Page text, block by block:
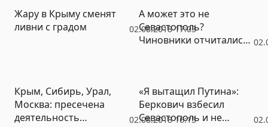
02.08.2018 17:03
Жару в Крыму сменят
ливни с градом
А может это не
Севастополь?
Чиновники отчитались
02.08.2018 16:15
Крым, Сибирь, Урал,
Москва: пресечена
деятельность
«Я вытащил Путина»:
Беркович взбесил
Севастополь и не